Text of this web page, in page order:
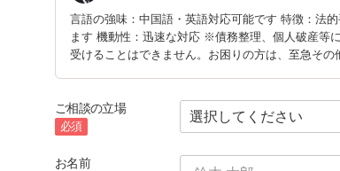
言語の強味：中国語・英語対応可能です 特徴：法
ます 機動性：迅速な対応 ※債務整理、個人破産等
受けることはできません。お困りの方は、至急その
ご相談の立場
必須
お名前